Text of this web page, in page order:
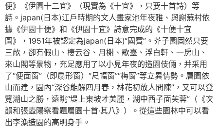
便》《伊園十二宜》（現實為《十宜》，只要十首詩）等
詩。japan(日本)江戶時期的文人畫家池年夜雅、與謝蕪村依
據《伊園十便》和《伊園十宜》詩意完成的《十便十宜
圖》，1951年被認定為japan(日本)“國寶”。芥子園固然只要
三畝，卻有假山、棲云谷、月榭、歌臺、浮白軒、一房山、
來山閣等景物，充足應用了以小見年夜的造園伎倆，并采用
了“便面窗”（即扇形窗）“尺幅窗”“梅窗”等立異情勢。層園依
山而建，園內“深谷能躲四月春，林花初放人間陳”，又可以登
覽湖山之勝，遠眺“堤上東坡才美麗，湖中西子面芙蓉”（《次
韻和張壺陽察看題層園十首·其八》）。從這些園林中可以看
出李漁造園的高明身手。